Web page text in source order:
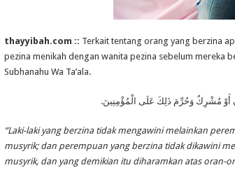
thayyibah.com :: Terkait tentang orang yang berzina
pezina menikah dengan wanita pezina sebelum mereka
Subhanahu Wa Ta’ala.
زَانٍ أَوْ مُشْرِكٌ وَحُرِّمَ ذَلِكَ عَلَى الْمُؤْمِنِينَ.
“Laki-laki yang berzina tidak mengawini melainkan
musyrik; dan perempuan yang berzina tidak dikawini
musyrik, dan yang demikian itu diharamkan atas oran-